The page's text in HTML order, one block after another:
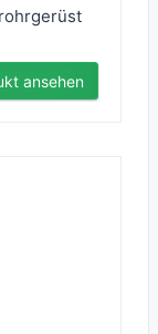
ansehen